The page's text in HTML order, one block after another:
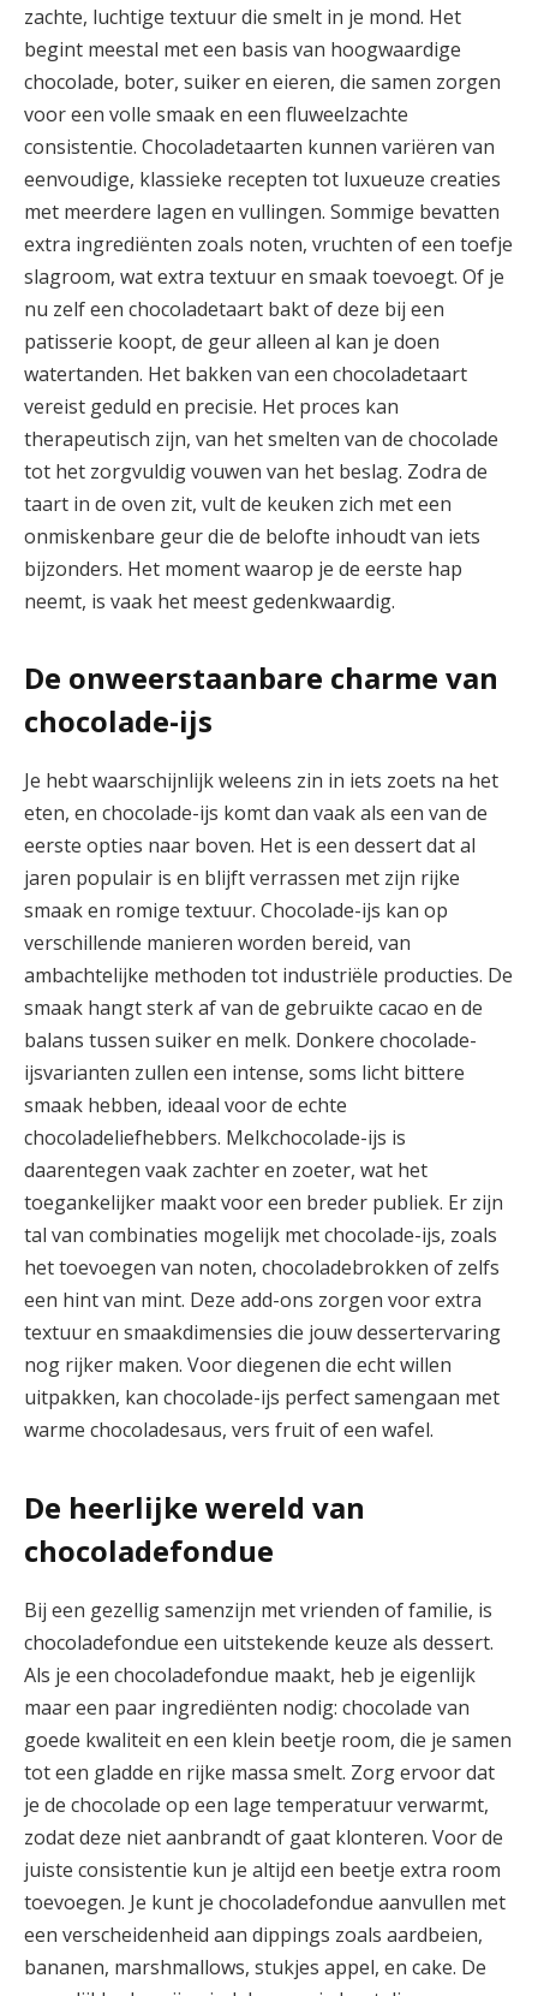
zachte, luchtige textuur die smelt in je mond. Het
begint meestal met een basis van hoogwaardige
chocolade, boter, suiker en eieren, die samen zorgen
voor een volle smaak en een fluweelzachte
consistentie. Chocoladetaarten kunnen variëren van
eenvoudige, klassieke recepten tot luxueuze creaties
met meerdere lagen en vullingen. Sommige bevatten
extra ingrediënten zoals noten, vruchten of een toefje
slagroom, wat extra textuur en smaak toevoegt. Of je
nu zelf een chocoladetaart bakt of deze bij een
patisserie koopt, de geur alleen al kan je doen
watertanden. Het bakken van een chocoladetaart
vereist geduld en precisie. Het proces kan
therapeutisch zijn, van het smelten van de chocolade
tot het zorgvuldig vouwen van het beslag. Zodra de
taart in de oven zit, vult de keuken zich met een
onmiskenbare geur die de belofte inhoudt van iets
bijzonders. Het moment waarop je de eerste hap
neemt, is vaak het meest gedenkwaardig.
De onweerstaanbare charme van
chocolade-ijs
Je hebt waarschijnlijk weleens zin in iets zoets na het
eten, en chocolade-ijs komt dan vaak als een van de
eerste opties naar boven. Het is een dessert dat al
jaren populair is en blijft verrassen met zijn rijke
smaak en romige textuur. Chocolade-ijs kan op
verschillende manieren worden bereid, van
ambachtelijke methoden tot industriële producties. De
smaak hangt sterk af van de gebruikte cacao en de
balans tussen suiker en melk. Donkere chocolade-
ijsvarianten zullen een intense, soms licht bittere
smaak hebben, ideaal voor de echte
chocoladeliefhebbers. Melkchocolade-ijs is
daarentegen vaak zachter en zoeter, wat het
toegankelijker maakt voor een breder publiek. Er zijn
tal van combinaties mogelijk met chocolade-ijs, zoals
het toevoegen van noten, chocoladebrokken of zelfs
een hint van mint. Deze add-ons zorgen voor extra
textuur en smaakdimensies die jouw dessertervaring
nog rijker maken. Voor diegenen die echt willen
uitpakken, kan chocolade-ijs perfect samengaan met
warme chocoladesaus, vers fruit of een wafel.
De heerlijke wereld van
chocoladefondue
Bij een gezellig samenzijn met vrienden of familie, is
chocoladefondue een uitstekende keuze als dessert.
Als je een chocoladefondue maakt, heb je eigenlijk
maar een paar ingrediënten nodig: chocolade van
goede kwaliteit en een klein beetje room, die je samen
tot een gladde en rijke massa smelt. Zorg ervoor dat
je de chocolade op een lage temperatuur verwarmt,
zodat deze niet aanbrandt of gaat klonteren. Voor de
juiste consistentie kun je altijd een beetje extra room
toevoegen. Je kunt je chocoladefondue aanvullen met
een verscheidenheid aan dippings zoals aardbeien,
bananen, marshmallows, stukjes appel, en cake. De